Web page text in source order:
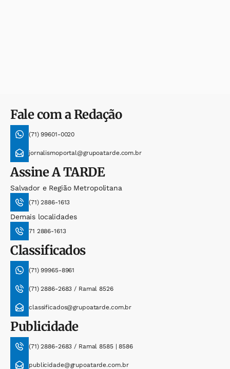
Fale com a Redação
(71) 99601-0020
jornalismoportal@grupoatarde.com.br
AssineA TARDE
Salvador e Região Metropolitana
(71) 2886-1613
Demais localidades
71 2886-1613
Classificados
(71) 99965-8961
(71) 2886-2683 / Ramal 8526
classificados@grupoatarde.com.br
Publicidade
(71) 2886-2683 / Ramal 8585 | 8586
publicidade@grupoatarde.com.br